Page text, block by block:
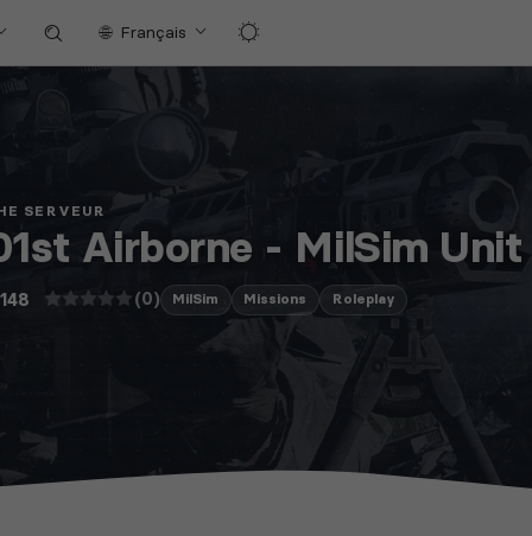
Français
SERVEUR
Airborne - MilSim Unit
(0) MilSim Missions Roleplay